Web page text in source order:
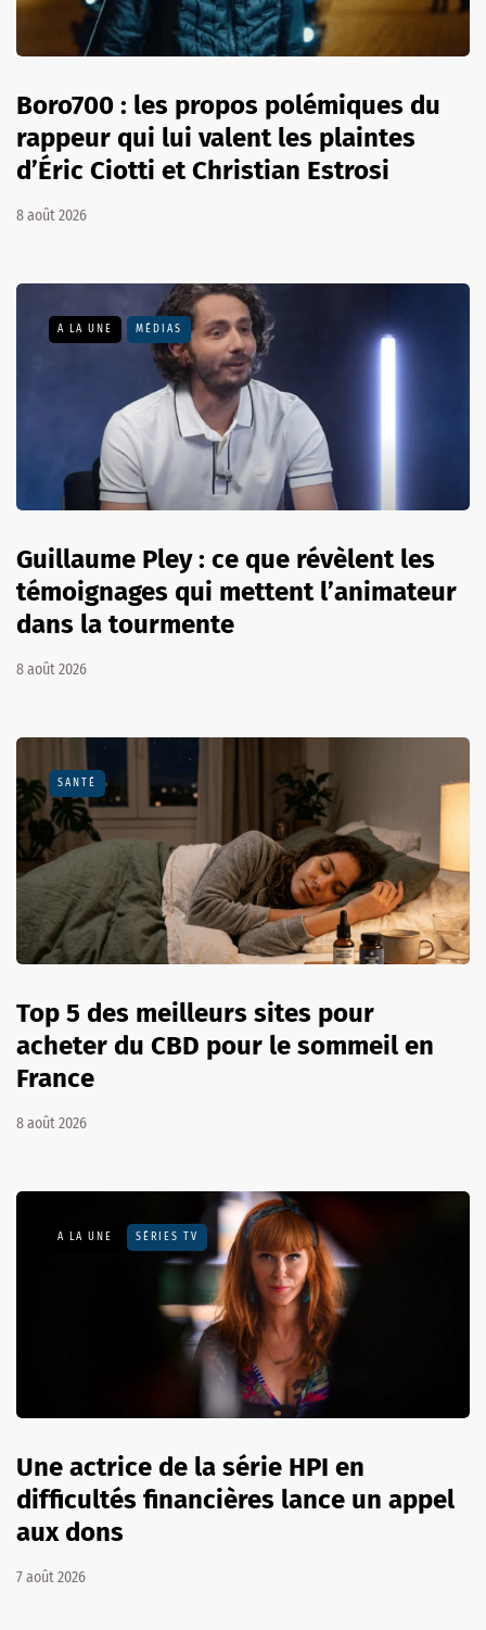
Boro700 : les propos polémiques du
rappeur qui lui valent les plaintes
d’Éric Ciotti et Christian Estrosi
8 août 2026
A LA UNE MÉDIAS
Guillaume Pley : ce que révèlent les
témoignages qui mettent l’animateur
dans la tourmente
8 août 2026
SANTÉ
Top 5 des meilleurs sites pour
acheter du CBD pour le sommeil en
France
8 août 2026
A LA UNE SÉRIES TV
Une actrice de la série HPI en
difficultés financières lance un appel
aux dons
7 août 2026